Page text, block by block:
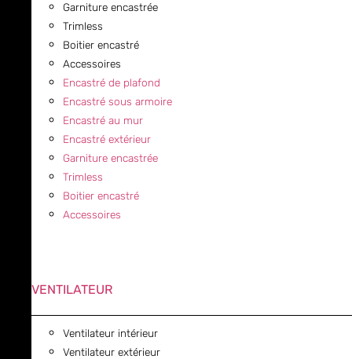
Garniture encastrée
Trimless
Boitier encastré
Accessoires
Encastré de plafond
Encastré sous armoire
Encastré au mur
Encastré extérieur
Garniture encastrée
Trimless
Boitier encastré
Accessoires
VENTILATEUR
Ventilateur intérieur
Ventilateur extérieur